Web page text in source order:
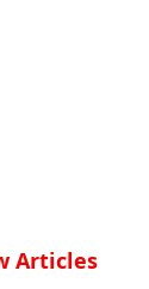
Articles